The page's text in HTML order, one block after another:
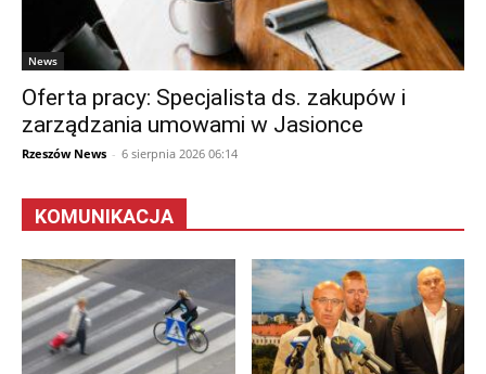
News
Oferta pracy: Specjalista ds. zakupów i
zarządzania umowami w Jasionce
Rzeszów News - 6 sierpnia 2026 06:14
KOMUNIKACJA